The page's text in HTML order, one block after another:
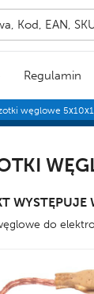
Regulamin
węglowe
WYSTĘPUJE
do